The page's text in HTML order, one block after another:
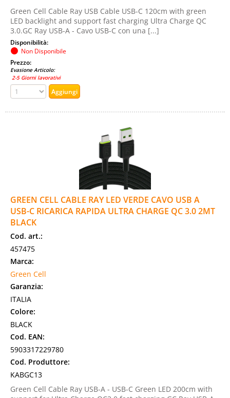
Green Cell Cable Ray USB Cable USB-C 120cm with green
LED backlight and support fast charging Ultra Charge QC
3.0.GC Ray USB-A - Cavo USB-C con una [...]
Disponibilità:
Non Disponibile
Prezzo:
Evasione Articolo:
2-5 Giorni lavorativi
GREEN CELL CABLE RAY LED VERDE CAVO USB A
USB-C RICARICA RAPIDA ULTRA CHARGE QC 3.0 2MT
BLACK
Cod. art.:
457475
Marca:
Green Cell
Garanzia:
ITALIA
Colore:
BLACK
Cod. EAN:
5903317229780
Cod. Produttore:
KABGC13
Green Cell Cable Ray USB-A - USB-C Green LED 200cm with